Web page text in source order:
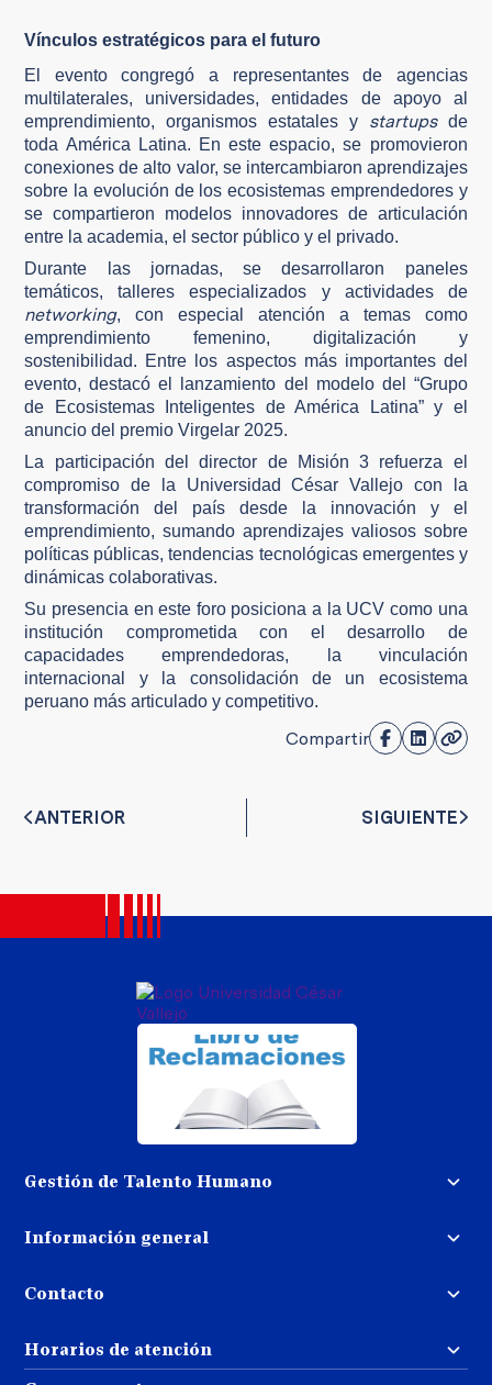
Vínculos estratégicos para el futuro
El evento congregó a representantes de agencias
multilaterales, universidades, entidades de apoyo al
emprendimiento, organismos estatales y startupsde
toda América Latina. En este espacio, se promovieron
conexiones de alto valor, se intercambiaron aprendizajes
sobre la evolución de los ecosistemas emprendedores y
se compartieron modelos innovadores de articulación
entre la academia, el sector público y el privado.
Durante las jornadas, se desarrollaron paneles
temáticos, talleres especializados y actividades de
networking, con especial atención a temas como
emprendimiento femenino, digitalización y
sostenibilidad. Entre los aspectos más importantes del
evento, destacó el lanzamiento del modelo del “Grupo
de Ecosistemas Inteligentes de América Latina” y el
anuncio del premio Virgelar 2025.
La participación del director de Misión 3 refuerza el
compromiso de la Universidad César Vallejo con la
transformación del país desde la innovación y el
emprendimiento, sumando aprendizajes valiosos sobre
políticas públicas, tendencias tecnológicas emergentes y
dinámicas colaborativas.
Su presencia en este foro posiciona a la UCV como una
institución comprometida con el desarrollo de
capacidades emprendedoras, la vinculación
internacional y la consolidación de un ecosistema
peruano más articulado y competitivo.
Compartir
ANTERIOR SIGUIENTE
Gestión de Talento Humano
Trabaja con nosotros
Información general
dinero
Libro de reclamaciones
Repositorio UCV
Contacto
llamando al:
( 01 ) 202-4342
Horarios de atención